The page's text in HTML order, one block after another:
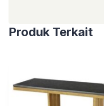
Produk Terkait